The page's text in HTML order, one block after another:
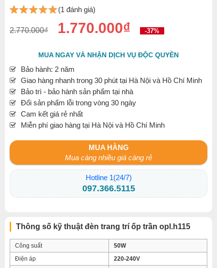
(1 đánh giá)
2.770.000₫ 1.770.000₫ -37%
MUA NGAY VÀ NHẬN DỊCH VỤ ĐỘC QUYỀN
Bảo hành: 2 năm
Giao hàng nhanh trong 30 phút tại Hà Nội và Hồ Chí Minh
Bảo trì - bảo hành sản phẩm tại nhà
Đổi sản phẩm lỗi trong vòng 30 ngày
Cam kết giá rẻ nhất
Miễn phí giao hàng tại Hà Nội và Hồ Chí Minh
MUA HÀNG
Mua càng nhiều giá càng rẻ
Hotline 1(24/7)
097.366.5115
Thông số kỹ thuật đèn trang trí ốp trần opl.h115
Công suất
50W
Điện áp
220-240V